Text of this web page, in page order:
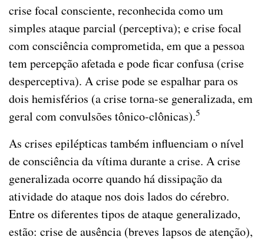
crise focal consciente, reconhecida como um
simples ataque parcial (perceptiva); e crise focal
com consciência comprometida, em que a pessoa
tem percepção afetada e pode ficar confusa (crise
desperceptiva). A crise pode se espalhar para os
dois hemisférios (a crise torna-se generalizada, em
geral com convulsões tônico-clônicas).5
As crises epilépticas também influenciam o nível
de consciência da vítima durante a crise. A crise
generalizada ocorre quando há dissipação da
atividade do ataque nos dois lados do cérebro.
Entre os diferentes tipos de ataque generalizado,
estão: crise de ausência (breves lapsos de atenção),